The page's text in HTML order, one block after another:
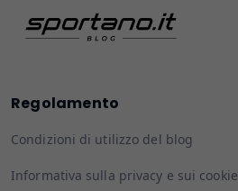
Regolamento
Condizioni di utilizzo del blog
Informativa sulla privacy e sui cookie